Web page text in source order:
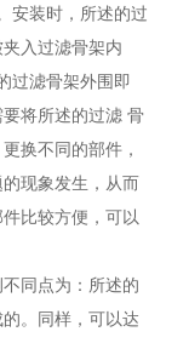
安装时，所述的过
入过滤骨架内
过滤骨架外围即
将所述的过滤 骨
换不同的部件，
现象发生，从而
比较方便，可以
同点为：所述的
。同样，可以达